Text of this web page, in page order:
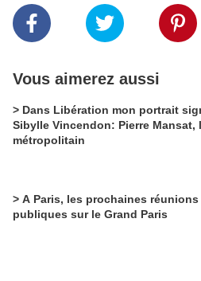
Vous aimerez aussi
> Dans Libération mon portrait
Sibylle Vincendon: Pierre Mansat,
métropolitain
> A Paris, les prochaines réunions
publiques sur le Grand Paris